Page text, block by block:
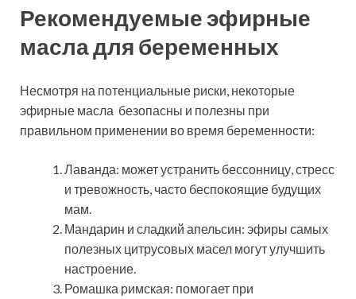
Рекомендуемые эфирные
масла для беременных
Несмотря на потенциальные риски, некоторые
эфирные масла безопасны и полезны при
правильном применении во время беременности:
Лаванда: может устранить бессонницу, стресс
и тревожность, часто беспокоящие будущих
мам.
Мандарин и сладкий апельсин: эфиры самых
полезных цитрусовых масел могут улучшить
настроение.
Ромашка римская: помогает при